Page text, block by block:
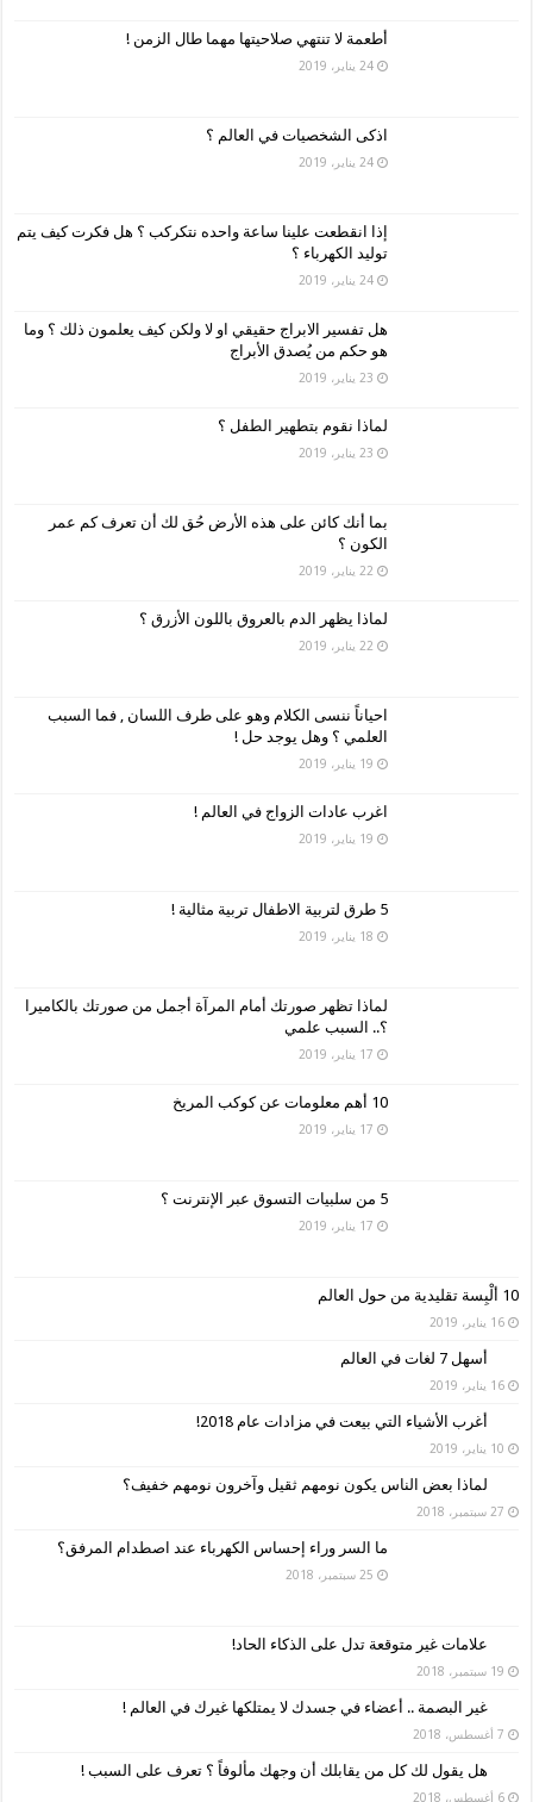
أطعمة لا تنتهي صلاحيتها مهما طال الزمن !
24 يناير، 2019
اذكى الشخصيات في العالم ؟
24 يناير، 2019
إذا انقطعت علينا ساعة واحده نتكركب ؟ هل فكرت كيف يتم
توليد الكهرباء ؟
24 يناير، 2019
هل تفسير الابراج حقيقي او لا ولكن كيف يعلمون ذلك ؟ وما
هو حكم من يُصدق الأبراج
23 يناير، 2019
لماذا نقوم بتطهير الطفل ؟
23 يناير، 2019
بما أنك كائن على هذه الأرض حُق لك أن تعرف كم عمر
الكون ؟
22 يناير، 2019
لماذا يظهر الدم بالعروق باللون الأزرق ؟
22 يناير، 2019
احياناً ننسى الكلام وهو على طرف اللسان , فما السبب
العلمي ؟ وهل يوجد حل !
19 يناير، 2019
اغرب عادات الزواج في العالم !
19 يناير، 2019
5 طرق لتربية الاطفال تربية مثالية !
18 يناير، 2019
لماذا تظهر صورتك أمام المرآة أجمل من صورتك بالكاميرا
؟.. السبب علمي
17 يناير، 2019
10 أهم معلومات عن كوكب المريخ
17 يناير، 2019
5 من سلبيات التسوق عبر الإنترنت ؟
17 يناير، 2019
10 ألْبِسة تقليدية من حول العالم
16 يناير، 2019
أسهل 7 لغات في العالم
16 يناير، 2019
أغرب الأشياء التي بيعت في مزادات عام 2018!
10 يناير، 2019
لماذا بعض الناس يكون نومهم ثقيل وآخرون نومهم خفيف؟
27 سبتمبر، 2018
ما السر وراء إحساس الكهرباء عند اصطدام المرفق؟
25 سبتمبر، 2018
علامات غير متوقعة تدل على الذكاء الحاد!
19 سبتمبر، 2018
غير البصمة .. أعضاء في جسدك لا يمتلكها غيرك في العالم !
7 أغسطس، 2018
هل يقول لك كل من يقابلك أن وجهك مألوفاً ؟ تعرف على السبب !
6 أغسطس، 2018